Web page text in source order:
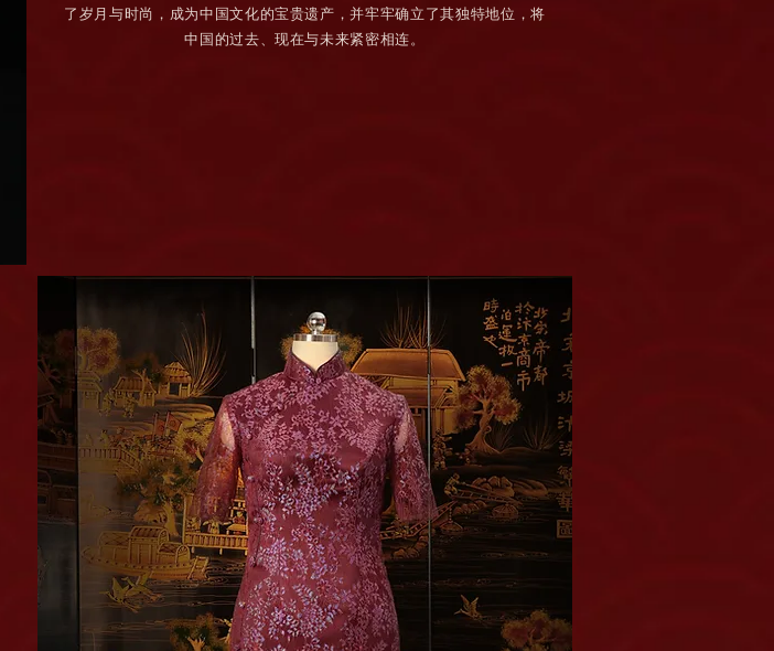
了岁月与时尚，成为中国文化的宝贵遗产，并牢牢确立了其独特地位，将
中国的过去、现在与未来紧密相连。